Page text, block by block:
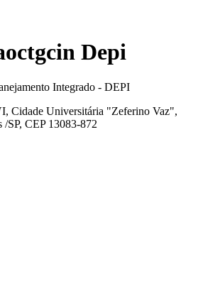
Depi
Integrado - DEPI
Cidade Universitária "Zeferino Vaz",
SP, CEP 13083-872